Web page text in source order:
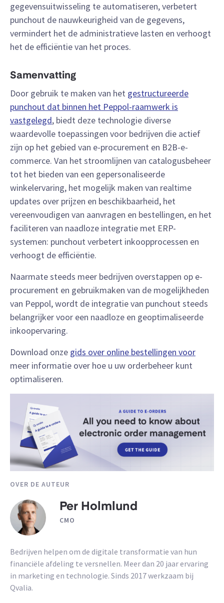
gegevensuitwisseling te automatiseren, verbetert
punchout de nauwkeurigheid van de gegevens,
vermindert het de administratieve lasten en verhoogt
het de efficiëntie van het proces.
Samenvatting
Door gebruik te maken van het gestructureerde
punchout dat binnen het Peppol-raamwerk is
vastgelegd, biedt deze technologie diverse
waardevolle toepassingen voor bedrijven die actief
zijn op het gebied van e-procurement en B2B-e-
commerce. Van het stroomlijnen van catalogusbeheer
tot het bieden van een gepersonaliseerde
winkelervaring, het mogelijk maken van realtime
updates over prijzen en beschikbaarheid, het
vereenvoudigen van aanvragen en bestellingen, en het
faciliteren van naadloze integratie met ERP-
systemen: punchout verbetert inkoopprocessen en
verhoogt de efficiëntie.
Naarmate steeds meer bedrijven overstappen op e-
procurement en gebruikmaken van de mogelijkheden
van Peppol, wordt de integratie van punchout steeds
belangrijker voor een naadloze en geoptimaliseerde
inkoopervaring.
Download onze gids over online bestellingen voor
meer informatie over hoe u uw orderbeheer kunt
optimaliseren.
OVER DE AUTEUR
Per Holmlund
CMO
Bedrijven helpen om de digitale transformatie van hun
financiële afdeling te versnellen. Meer dan 20 jaar ervaring
in marketing en technologie. Sinds 2017 werkzaam bij
Qvalia.